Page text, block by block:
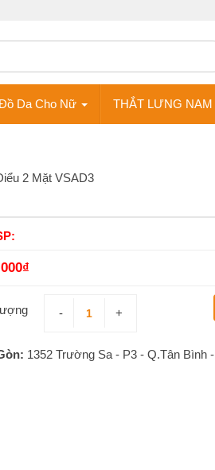
Da Cho Nữ THẮT LƯNG NAM
2 Mặt VSAD3
₫
- +
1352 Trường Sa - P3 - Q.Tân Bình -